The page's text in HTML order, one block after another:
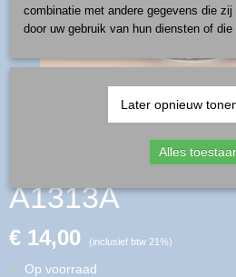
buikmok 0,32 l
A1313A
€ 14,00 (inclusief btw 21%)
✓ Op voorraad
combinatie met andere gegevens die
door uw gebruik van hun diensten of
Later opnieuw
Alles